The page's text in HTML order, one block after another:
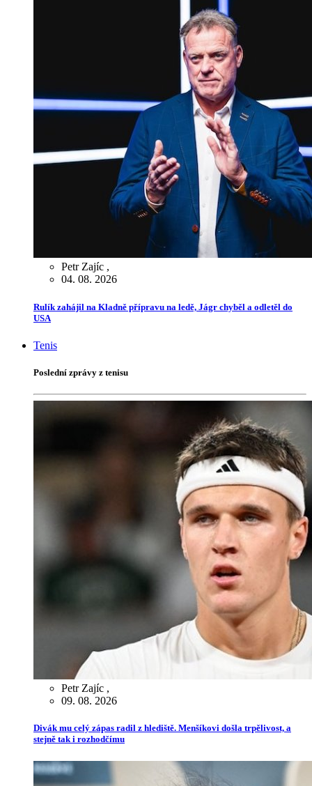
Petr Zajíc ,
04. 08. 2026
Rulík zahájil na Kladně přípravu na ledě, Jágr chyběl a odletěl do
USA
Tenis
Poslední zprávy z tenisu
Petr Zajíc ,
09. 08. 2026
Divák mu celý zápas radil z hlediště. Menšíkovi došla trpělivost, a
stejně tak i rozhodčímu